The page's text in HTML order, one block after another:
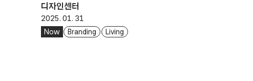
디자인센터
2025. 01. 31
Now Branding Living